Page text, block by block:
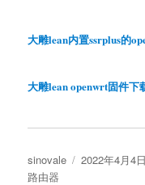
大雕lean内置ssrplus的
大雕lean openwrt固件下
作
者
sinovale
发
2022年4月4日
路由器